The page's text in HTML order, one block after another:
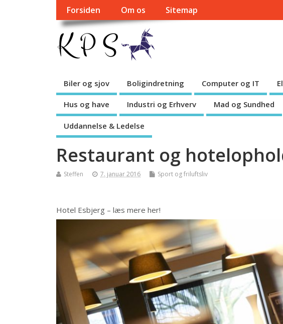
Forsiden Om os Sitemap
Biler og sjov Boligindretning Computer og IT
Hus og have Industri og Erhverv Mad og Sundhed
Uddannelse & Ledelse
Restaurant og
Steffen 7. januar 2016 Sport og friluftsliv
Hotel Esbjerg – læs mere her!